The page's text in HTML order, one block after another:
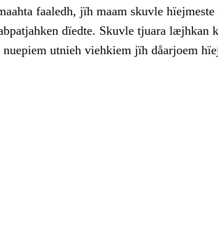
faaledh, jïh maam skuvle hïejmeste
dïedte. Skuvle tjuara læjhkan
nuepiem utnieh viehkiem jïh dåarjoem